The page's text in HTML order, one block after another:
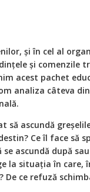
și în cel al
și comenzile
acest pachet
analiza câteva
să ascundă
Ce îl face să
se ascundă după
la situația în
De ce refuză